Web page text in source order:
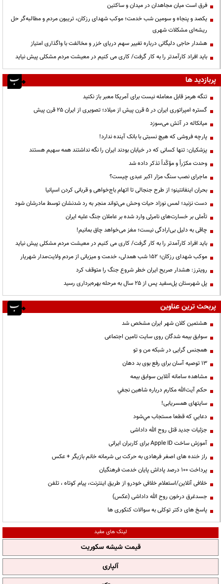
فرق است میان مجاهدان در میدان و ساکتین
یکصد و پنجاه و سومین شب خدمت؛ موکب شهدای رزکان، تریبون مردم و مطالبه‌گر حل
ریشه‌ای مشکلات شهری
هشدار حاجی دلیگانی درباره تغییر سهم دریای خزر و مخالفت با واگذاری امتیاز
باید افراد کارآمدتر را به کار گرفت/ کاری می کنیم در معیشت مردم مشکلی پیش نیاید
پربازدید ها
تنگه هرمز قابل معامله نیست برای آمریکا معبر باز نکنید
گستره امپراتوری ایران در ۵ قرن پیش از میلاد؛ تصویری از ایران ۲۵ قرن پیش
میانکاله در آتش می‌سوزد
پارچه فروشی که هیچ نسبتی با بانک آینده ندارد!
پزشکیان: تنها کسانی که در خیابان بودند ایران را نگه نداشتند همه سهیم هستند
وحدت مکرّراً و مؤکّداً تذکر داده شد
ماجرای نصب سنگ مزار اکبر عبدی چیست؟
بحران اینفانتینو؛ از طرح جنجالی تا اتهام باج‌خواهی و قربانی کردن اسپانیا
دست نزنید؛ لمس نوزاد حیات وحش می‌تواند منجر به رد شدنشان توسط مادرشان شود
تأملی بر خسارت‌های نامرئی وارد شده بر عاملان جنگ علیه ایران
چاقی به دلیل بی‌ارادگی نیست؛ مغز می‌خواهد چاق بمانیم!
باید افراد کارآمدتر را به کار گرفت/ کاری می کنیم در معیشت مردم مشکلی پیش نیاید
موکب شهدای رزکان؛ ۱۵۲ شب همدلی، خدمت و میزبانی از مردم ولایت‌مدار شهریار
رویترز: هشدار صریح ایران خطر شروع جنگ را متوقف کرد
پل شهرستان پل‌سفید پس از ۲۵ سال به مرحله بهره‌برداری رسید
پربحث ترین عناوین
هشتمین کلان شهر ایران مشخص شد
سوابق بیمه شدگان روی سایت تامین اجتماعی
همجنس گرایی در شبکه من و تو
13 توصیه آسان برای رفع بوی بد دهان
مشاهده سامانه آنلاين سوابق بیمه
حكم آيت‌الله مكارم درباره شاهين نجفي
سایتهای همسریابی!
دعايي كه قطعا مستجاب مي‌شود
جزئیات جدید قتل روح الله داداشی
آموزش ساخت Apple ID برای کاربران ایرانی
راز خنده های اصغر فرهادی به حرکت بی شرمانه خانم بازیگر + عکس
پرداخت ۱۰۰ درصد پاداش پایان خدمت فرهنگیان
خلافی آنلاین/استعلام خلافی خودرو از طریق اینترنت، پیام کوتاه ، تلفن
جسدغرق درخون روح الله داداشی (عکس)
پاسخ های دکتر توکلی به سوالات کنکوری ها
لینک های مفید
قیمت شیشه سکوریت
آلپاری